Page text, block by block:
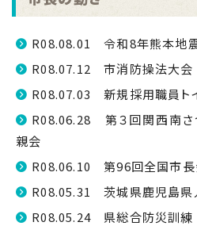
R08.08.01 令和8年熊本地
R08.07.12 市消防操法大会
R08.07.03 新規採用職員ト
R08.06.28 第３回関西南さ
親会
R08.06.10 第96回全国市長
R08.05.31 茨城県鹿児島県
R08.05.24 県総合防災訓練